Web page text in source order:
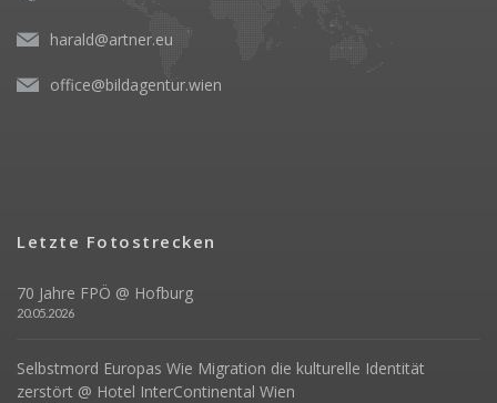
harald@artner.eu
office@bildagentur.wien
Letzte Fotostrecken
70 Jahre FPÖ @ Hofburg
20.05.2026
Selbstmord Europas Wie Migration die kulturelle Identität
zerstört @ Hotel InterContinental Wien